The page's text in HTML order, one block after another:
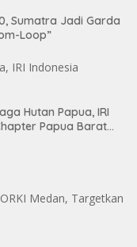
Sumatra Jadi Garda
Loop”
Hutan Papua, IRI
Papua Barat